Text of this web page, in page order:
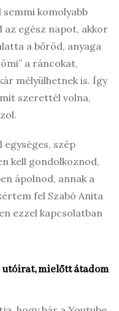
semmi komolyabb
az egész napot, akkor
a bőröd, anyaga
a ráncokat,
mélyülhetnek is. Így
szerettél volna,
szép
kell gondolkoznod,
ápolnod, annak a
fel Szabó Anita
ezzel kapcsolatban
utóirat, mielőtt átadom